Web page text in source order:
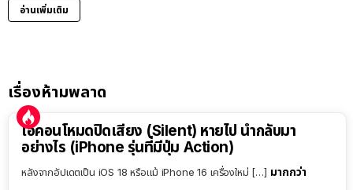
อ่านเพิ่มเติม
เรื่องห้ามพลาด
ไอคอนโหมดปิดเสียง (Silent) หายไป นำกลับมา
อย่างไร (iPhone รุ่นที่มีปุ่ม Action)
หลังจากอัปเดตเป็น iOS 18 หรือแม้ iPhone 16 เครื่องใหม่ […] มากกว่า